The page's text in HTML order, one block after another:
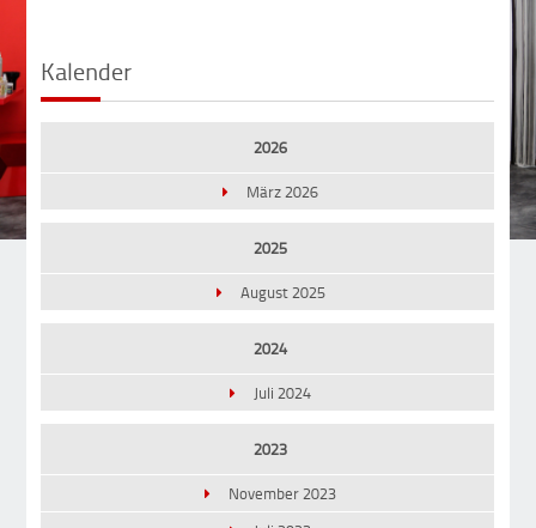
Kalender
2026
März 2026
2025
August 2025
2024
Juli 2024
2023
November 2023